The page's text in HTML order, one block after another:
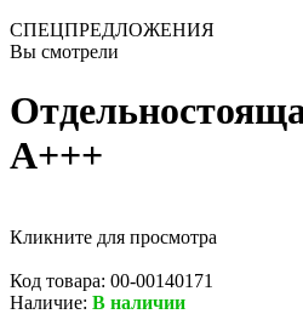
СПЕЦПРЕДЛОЖЕНИЯ
Вы смотрели
A+++
Кликните для просмотра
Код товара: 00-00140171
Наличие: В наличии